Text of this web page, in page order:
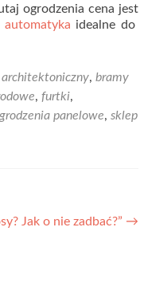
ogrodzenia cena jest
automatyka idealne do
, bramy
, furtki,
panelowe, sklep
Jak o nie zadbać?” →